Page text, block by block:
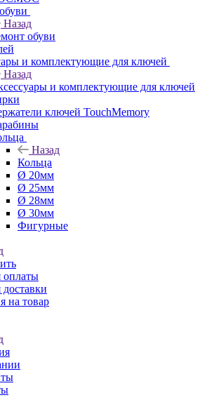
Назад
обуви
и комплектующие для ключей
Назад
и комплектующие для ключей
ключей TouchMemory
Назад
Кольца
Ø 20мм
Ø 25мм
Ø 28мм
Ø 30мм
Фигурные
оплаты
на товар